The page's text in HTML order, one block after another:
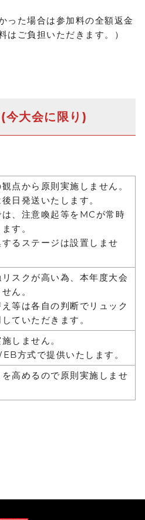
った場合は参加料の全額返金
はご負担いただきます。）
今大会に限り)
点から原則実施しません。
日発送いたします。
、注意喚起等をMCが常時
す。
るステージは設置しませ
スクが高い為、本年度大会
ん。
等は各自の判断でリュック
ていただきます。
しません。
方式で提供いたします。
高めるので原則実施しませ